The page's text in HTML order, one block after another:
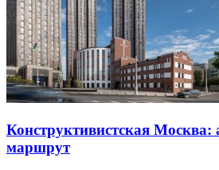
Конструктивистская Москва:
маршрут